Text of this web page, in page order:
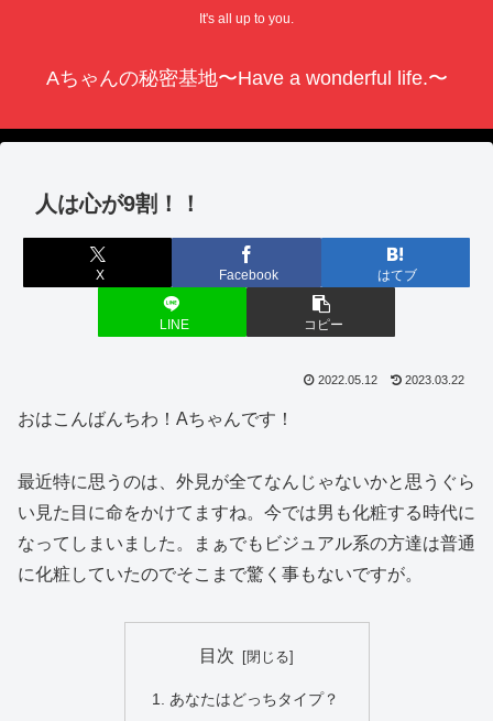
It's all up to you.
Aちゃんの秘密基地〜Have a wonderful life.〜
人は心が9割！！
X Facebook はてブ
LINE コピー
2022.05.12 2023.03.22
おはこんばんちわ！Aちゃんです！
最近特に思うのは、外見が全てなんじゃないかと思うぐら
い見た目に命をかけてますね。今では男も化粧する時代に
なってしまいました。まぁでもビジュアル系の方達は普通
に化粧していたのでそこまで驚く事もないですが。
目次
あなたはどっちタイプ？